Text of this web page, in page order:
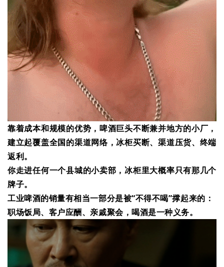
靠着成本和规模的优势，啤酒巨头不断兼并地方的小厂，
建立起覆盖全国的渠道网络，冰柜买断、渠道压货、终端
返利。
你走进任何一个县城的小卖部，冰柜里大概率只有那几个
牌子。
工业啤酒的销量有相当一部分是被“不得不喝”撑起来的：
职场饭局、客户应酬、亲戚聚会，喝酒是一种义务。